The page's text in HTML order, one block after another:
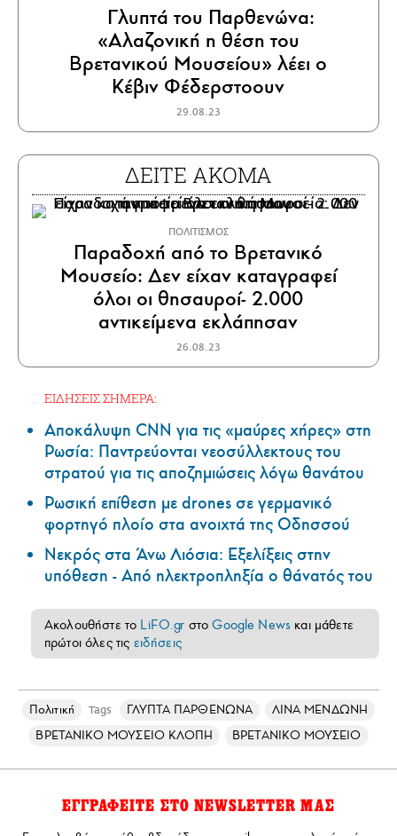
Γλυπτά του Παρθενώνα:
«Αλαζονική η θέση του
Βρετανικού Μουσείου» λέει ο
Κέβιν Φέδερστοουν
29.08.23
ΔΕΙΤΕ ΑΚΟΜΑ
ΠΟΛΙΤΙΣΜΟΣ
Παραδοχή από το Βρετανικό
Μουσείο: Δεν είχαν καταγραφεί
όλοι οι θησαυροί- 2.000
αντικείμενα εκλάπησαν
26.08.23
ΕΙΔΗΣΕΙΣ ΣΗΜΕΡΑ:
Αποκάλυψη CNN για τις «μαύρες χήρες» στη
Ρωσία: Παντρεύονται νεοσύλλεκτους του
στρατού για τις αποζημιώσεις λόγω θανάτου
Ρωσική επίθεση με drones σε γερμανικό
φορτηγό πλοίο στα ανοιχτά της Οδησσού
Νεκρός στα Άνω Λιόσια: Εξελίξεις στην
υπόθεση - Από ηλεκτροπληξία ο θάνατός του
Ακολουθήστε το LiFO.gr στοGoogle News και μάθετε
πρώτοι όλες τις ειδήσεις
Πολιτική Tags ΓΛΥΠΤΑ ΠΑΡΘΕΝΩΝΑ
ΛΙΝΑ ΜΕΝΔΩΝΗ
ΒΡΕΤΑΝΙΚΟ ΜΟΥΣΕΙΟ ΚΛΟΠΗ
ΒΡΕΤΑΝΙΚΟ ΜΟΥΣΕΙΟ
ΕΓΓΡΑΦΕΙΤΕ ΣΤΟ NEWSLETTER ΜΑΣ